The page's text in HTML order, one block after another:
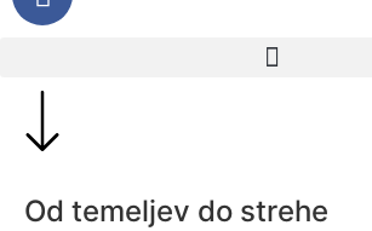
Od temeljev do strehe